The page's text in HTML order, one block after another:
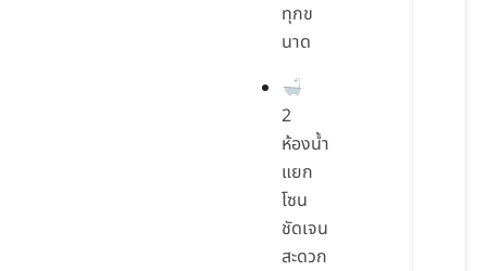
ทุกข
นาด
2
ห้องน้ำ
แยก
โซน
ชัดเจน
สะดวก